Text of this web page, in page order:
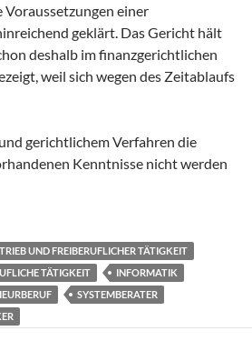
Voraussetzungen einer
geklärt. Das Gericht hält
deshalb im finanzgerichtlichen
weil sich wegen des Zeitablaufs
gerichtlichem Verfahren die
Kenntnisse nicht werden
UND FREIBERUFLICHER TÄTIGKEIT
TÄTIGKEIT
INFORMATIK
SYSTEMBERATER